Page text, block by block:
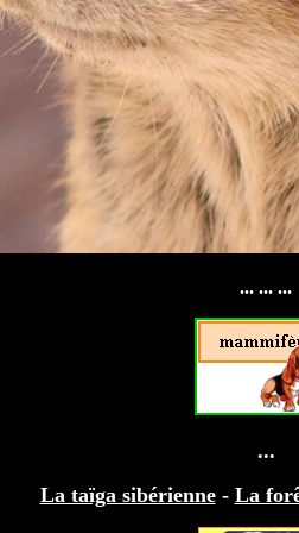
... ... ...
...
La taïga sibérienne- La